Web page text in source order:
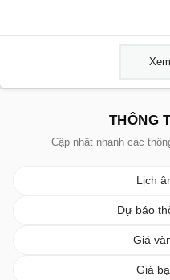
THÔNG
Cập nhật nhanh các
Lịch
Dự báo
Giá
Giá